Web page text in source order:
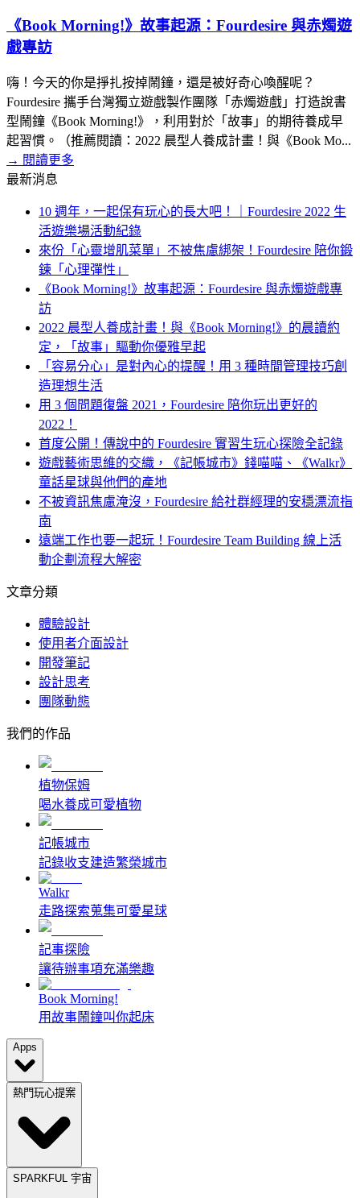
《Book Morning!》故事起源：Fourdesire 與赤燭遊
戲專訪
嗨！今天的你是掙扎按掉鬧鐘，還是被好奇心喚醒呢？
Fourdesire 攜手台灣獨立遊戲製作團隊「赤燭遊戲」打造說書
型鬧鐘《Book Morning!》，利用對於「故事」的期待養成早
起習慣。（推薦閱讀：2022 晨型人養成計畫！與《Book Mo...
→ 閱讀更多
最新消息
10 週年，一起保有玩心的長大吧！｜Fourdesire 2022 生
活遊樂場活動紀錄
來份「心靈增肌菜單」不被焦慮綁架！Fourdesire 陪你鍛
鍊「心理彈性」
《Book Morning!》故事起源：Fourdesire 與赤燭遊戲專
訪
2022 晨型人養成計畫！與《Book Morning!》的晨讀約
定，「故事」驅動你優雅早起
「容易分心」是對內心的提醒！用 3 種時間管理技巧創
造理想生活
用 3 個問題復盤 2021，Fourdesire 陪你玩出更好的
2022！
首度公開！傳說中的 Fourdesire 實習生玩心探險全記錄
遊戲藝術思維的交織，《記帳城市》錢喵喵、《Walkr》
童話星球與他們的產地
不被資訊焦慮淹沒，Fourdesire 給社群經理的安穩漂流指
南
遠端工作也要一起玩！Fourdesire Team Building 線上活
動企劃流程大解密
文章分類
體驗設計
使用者介面設計
開發筆記
設計思考
團隊動態
我們的作品
植物保姆
喝水養成可愛植物
記帳城市
記錄收支建造繁榮城市
Walkr
走路探索蒐集可愛星球
記事探險
讓待辦事項充滿樂趣
Book Morning!
用故事鬧鐘叫你起床
Apps
熱門玩心提案
SPARKFUL 宇宙